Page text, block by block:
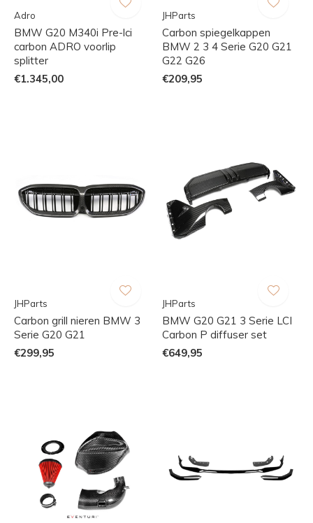
Adro
BMW G20 M340i Pre-lci
carbon ADRO voorlip
splitter
€1.345,00
JHParts
Carbon spiegelkappen
BMW 2 3 4 Serie G20 G21
G22 G26
€209,95
JHParts
Carbon grill nieren BMW 3
Serie G20 G21
€299,95
JHParts
BMW G20 G21 3 Serie LCI
Carbon P diffuser set
€649,95